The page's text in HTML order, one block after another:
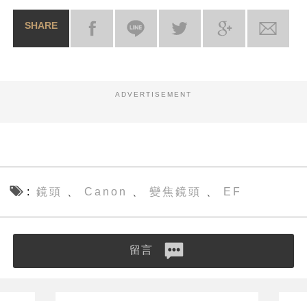
SHARE
ADVERTISEMENT
鏡頭 、 Canon 、 變焦鏡頭 、 EF
留言